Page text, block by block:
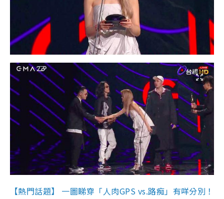
【熱門話題】 一圖睇穿「人肉GPS vs.路痴」有咩分別！